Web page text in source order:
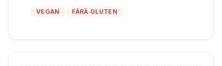
VEGAN FĂRĂ GLUTEN